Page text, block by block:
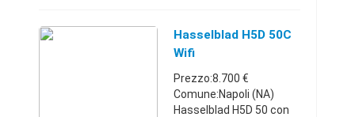
6200 pixel, 5,3 × 5,3 µm)
Usato, fatturabile e
Hasselblad H5D 50C
Wifi
Prezzo:8.700 €
Comune:Napoli (NA)
Hasselblad H5D 50 con